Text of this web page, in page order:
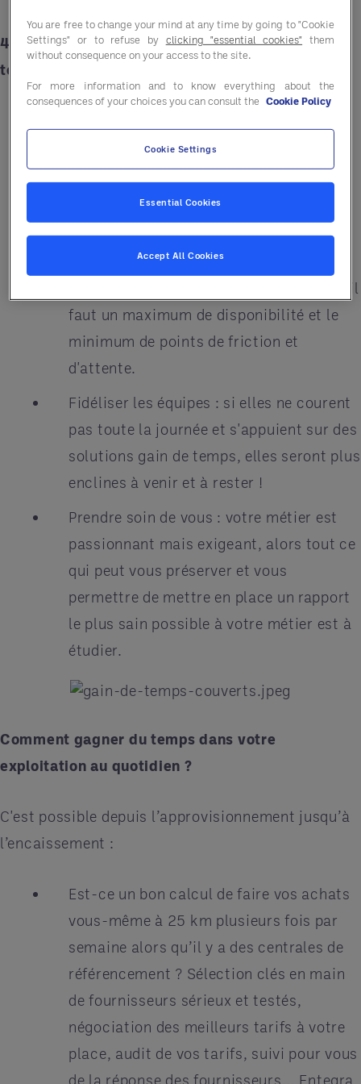
4 bonnes raisons de rechercher des gains de
temps à tout prix
exigences des clients qui attendent une
certaine qualité de service, il devient
plus que nécessaire d'optimiser tout ce
qui peut l'être.
Chouchouter vos clients : pour être
attentif à ses clients et à leurs besoins, il
faut un maximum de disponibilité et le
minimum de points de friction et
d'attente.
Fidéliser les équipes : si elles ne courent
pas toute la journée et s'appuient sur des
solutions gain de temps, elles seront plus
enclines à venir et à rester !
Prendre soin de vous : votre métier est
passionnant mais exigeant, alors tout ce
qui peut vous préserver et vous
permettre de mettre en place un rapport
le plus sain possible à votre métier est à
étudier.
Comment gagner du temps dans votre
exploitation au quotidien ?
C'est possible depuis l’approvisionnement jusqu’à
l’encaissement :
Est-ce un bon calcul de faire vos achats
vous-même à 25 km plusieurs fois par
semaine alors qu’il y a des centrales de
référencement ? Sélection clés en main
de fournisseurs sérieux et testés,
négociation des meilleurs tarifs à votre
place, audit de vos tarifs, suivi pour vous
de la réponse des fournisseurs... Entegra
You are free to change your mind at any time by going to "Cookie
Settings" or to refuse by clicking "essential cookies" them
without consequence on your access to the site.
For more information and to know everything about the
consequences of your choices you can consult the Cookie Policy
Cookie Settings
Essential Cookies
Accept All Cookies